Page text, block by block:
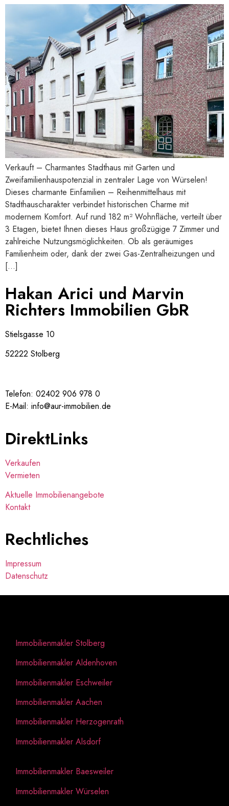
Verkauft – Charmantes Stadthaus mit Garten und
Zweifamilienhauspotenzial in zentraler Lage von Würselen!
Dieses charmante Einfamilien – Reihenmittelhaus mit
Stadthauscharakter verbindet historischen Charme mit
modernem Komfort. Auf rund 182 m² Wohnfläche, verteilt über
3 Etagen, bietet Ihnen dieses Haus großzügige 7 Zimmer und
zahlreiche Nutzungsmöglichkeiten. Ob als geräumiges
Familienheim oder, dank der zwei Gas-Zentralheizungen und
[…]
Hakan Arici und Marvin
Richters Immobilien GbR
Stielsgasse 10
52222 Stolberg
Telefon: 02402 906 978 0
E-Mail: info@aur-immobilien.de
DirektLinks
Verkaufen
Vermieten
Aktuelle Immobilienangebote
Kontakt
Rechtliches
Impressum
Datenschutz
Immobilienmakler Stolberg
Immobilienmakler Aldenhoven
Immobilienmakler Eschweiler
Immobilienmakler Aachen
Immobilienmakler Herzogenrath
Immobilienmakler Alsdorf
Immobilienmakler Baesweiler
Immobilienmakler Würselen